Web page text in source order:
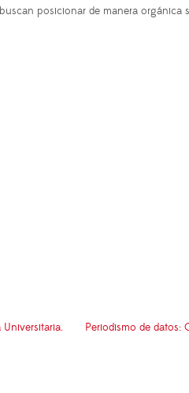
posicionar de manera
Periodismo de datos: